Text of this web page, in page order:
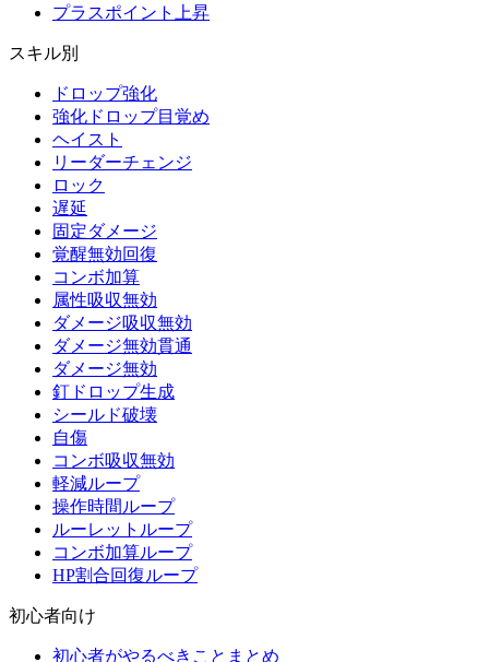
プラスポイント上昇
スキル別
ドロップ強化
強化ドロップ目覚め
ヘイスト
リーダーチェンジ
ロック
遅延
固定ダメージ
覚醒無効回復
コンボ加算
属性吸収無効
ダメージ吸収無効
ダメージ無効貫通
ダメージ無効
釘ドロップ生成
シールド破壊
自傷
コンボ吸収無効
軽減ループ
操作時間ループ
ルーレットループ
コンボ加算ループ
HP割合回復ループ
初心者向け
初心者がやるべきことまとめ